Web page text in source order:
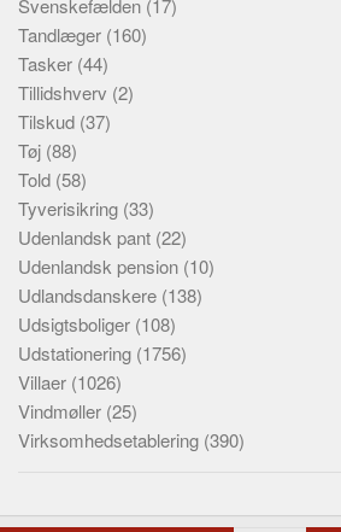
Svenskefælden (17)
Tandlæger (160)
Tasker (44)
Tillidshverv (2)
Tilskud (37)
Tøj (88)
Told (58)
Tyverisikring (33)
Udenlandsk pant (22)
Udenlandsk pension (10)
Udlandsdanskere (138)
Udsigtsboliger (108)
Udstationering (1756)
Villaer (1026)
Vindmøller (25)
Virksomhedsetablering (390)